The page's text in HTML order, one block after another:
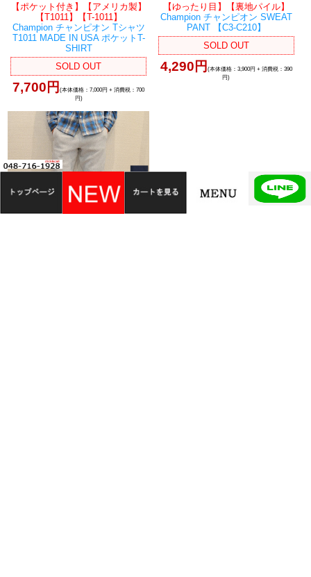
【ポケット付き】【アメリカ製】
【T1011】【T-1011】
Champion チャンピオン Tシャツ
T1011 MADE IN USA ポケットT-
SHIRT
SOLD OUT
7,700円(本体価格：7,000円 + 消費税：700
円)
【ゆったり目】【裏地パイル】
Champion チャンピオン SWEAT
PANT 【C3-C210】
SOLD OUT
4,290円 (本体価格：3,900円 + 消費税：390
円)